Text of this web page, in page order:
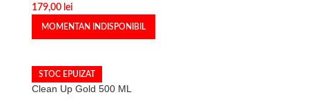
179,00 lei
MOMENTAN INDISPONIBIL
STOC EPUIZAT
Clean Up Gold 500 ML